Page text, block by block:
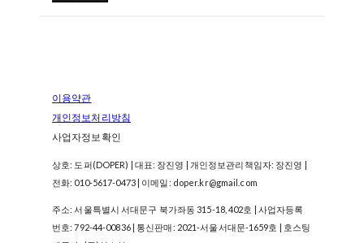
이용약관
개인정보처리방침
사업자정보확인
상호: 도퍼(DOPER) | 대표: 장진영 | 개인정보관리책임자: 장진영 |
전화: 010-5617-0473 | 이메일: doper.kr@gmail.com
주소: 서울특별시 서대문구 북가좌동 315-18, 402호 | 사업자등록
번호:792-44-00836| 통신판매: 2021-서울서대문-1659호
| 호스팅